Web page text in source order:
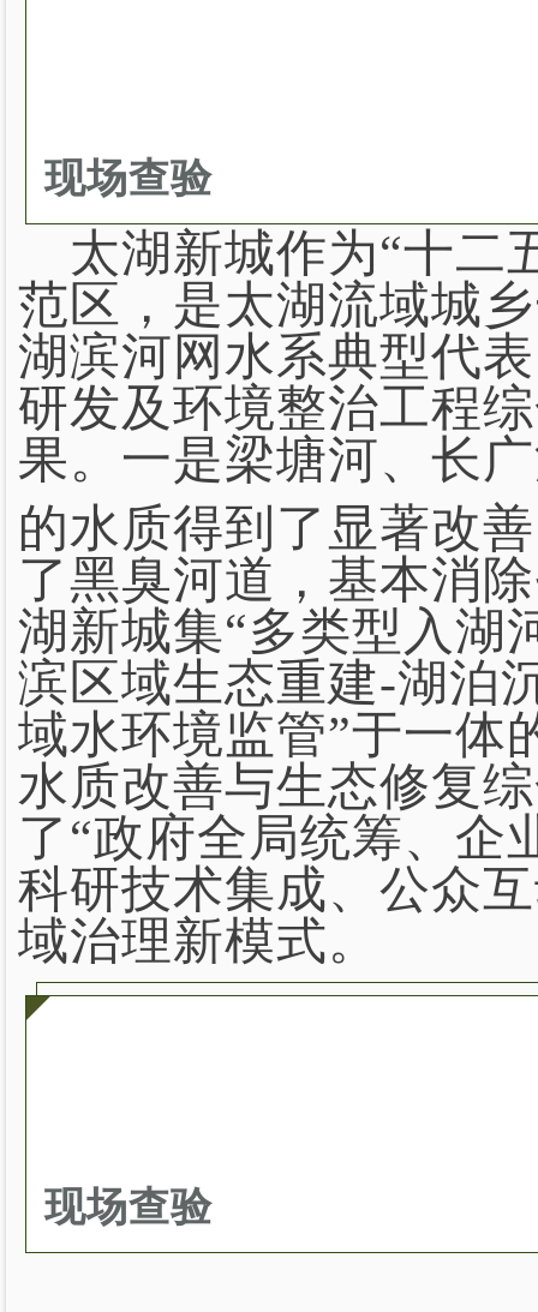
现场查验
太湖新城作为“十二
范区，是太湖流域城
湖滨河网水系典型代
研发及环境整治工程
果。一是梁塘河、长
的水质得到了显著改
了黑臭河道，基本消
湖新城集“多类型入湖
滨区域生态重建-湖泊
域水环境监管”于一体
水质改善与生态修复
了“政府全局统筹、企
科研技术集成、公众
域治理新模式。
现场查验